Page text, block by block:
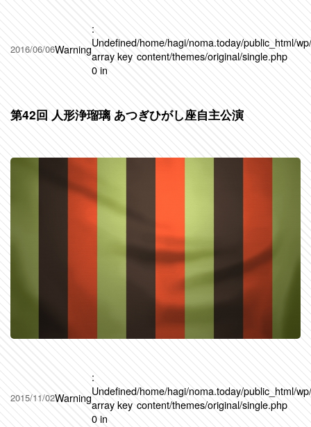
2016/06/06Warning
:
Undefined
array key
0 in
/home/hagi/noma.today/public_html/
content/themes/original/single.php
第42回 人形浄瑠璃 あつぎひがし座自主公演
2015/11/02Warning
:
Undefined
array key
0 in
/home/hagi/noma.today/public_html/
content/themes/original/single.php